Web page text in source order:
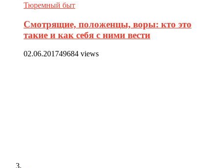
Тюремный быт
Смотрящие, положенцы, воры: кто это
такие и как себя с ними вести
02.06.201749684 views